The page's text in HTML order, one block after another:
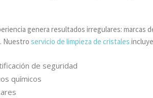
genera resultados irregulares: marcas
Nuestro servicio de limpieza de cristales
de seguridad
químicos